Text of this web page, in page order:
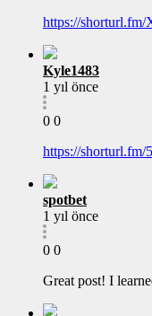
https://
Kyle1483
1 yıl önce
0 0
https://shorturl.fm/
spotbet
1 yıl önce
0 0
Great post! I